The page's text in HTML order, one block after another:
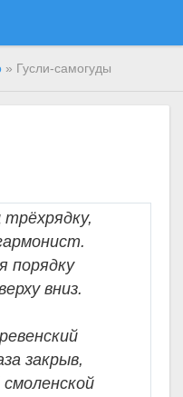
» Гусли-самогуды
трёхрядку,
порядку
вниз.
закрыв,